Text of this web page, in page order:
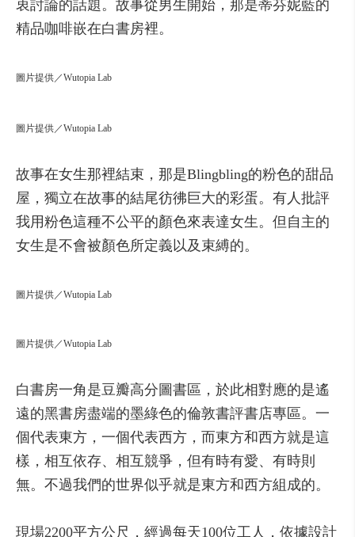
衷討論的話題。 故事從男生 開始， 那是蒂芬妮藍的
精品咖啡嵌在白書房裡。
圖片提供／Wutopia Lab
圖片提供／Wutopia Lab
故事在女生那裡結束， 那是Blingbling的粉色的甜品
屋， 獨立在故事的結尾彷彿 巨大的彩蛋。 有人批評
我用粉色這種不公平的顏色來表達女生。 但 自主的
女生是不會被顏色所定義 以及 束縛的。
圖片提供／Wutopia Lab
圖片提供／Wutopia Lab
白書房一角 是豆瓣高分 圖書 區， 於此相對應的是遙
遠的黑書房盡端的墨綠色的倫敦書評書店專 區。 一
個代表東方， 一個代表西方， 而東方和西方就是這
樣， 相互依存、 相互競爭， 但有時有愛、 有時則
無。 不過我們的世界似乎就是東方和西方組成的。
現場2200平方公尺， 經過每天100位工人， 依據設計